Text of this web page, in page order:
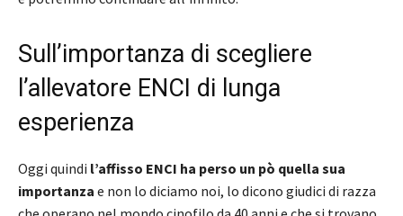
Sull’importanza di scegliere
l’allevatore ENCI di lunga
esperienza
Oggi quindi l’affisso ENCI ha perso un pò quella sua
importanza e non lo diciamo noi, lo dicono giudici di razza